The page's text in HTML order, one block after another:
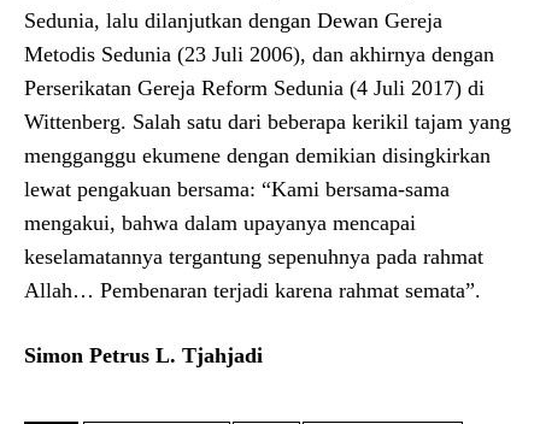
Sedunia, lalu dilanjutkan dengan Dewan Gereja
Metodis Sedunia (23 Juli 2006), dan akhirnya dengan
Perserikatan Gereja Reform Sedunia (4 Juli 2017) di
Wittenberg. Salah satu dari beberapa kerikil tajam yang
mengganggu ekumene dengan demikian disingkirkan
lewat pengakuan bersama: “Kami bersama-sama
mengakui, bahwa dalam upayanya mencapai
keselamatannya tergantung sepenuhnya pada rahmat
Allah… Pembenaran terjadi karena rahmat semata”.
Simon Petrus L. Tjahjadi